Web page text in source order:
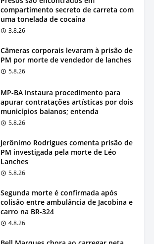
compartimento secreto de carreta com
uma tonelada de cocaína
3.8.26
Câmeras corporais levaram à prisão de
PM por morte de vendedor de lanches
5.8.26
MP-BA instaura procedimento para
apurar contratações artísticas por dois
municípios baianos; entenda
5.8.26
Jerônimo Rodrigues comenta prisão de
PM investigada pela morte de Léo
Lanches
5.8.26
Segunda morte é confirmada após
colisão entre ambulância de Jacobina e
carro na BR-324
4.8.26